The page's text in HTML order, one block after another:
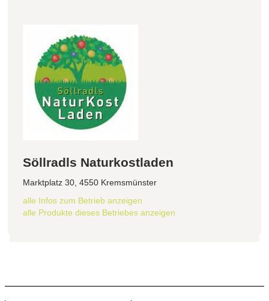
Söllradls Naturkostladen
Marktplatz 30, 4550 Kremsmünster
alle Infos zum Betrieb anzeigen
alle Produkte dieses Betriebes anzeigen